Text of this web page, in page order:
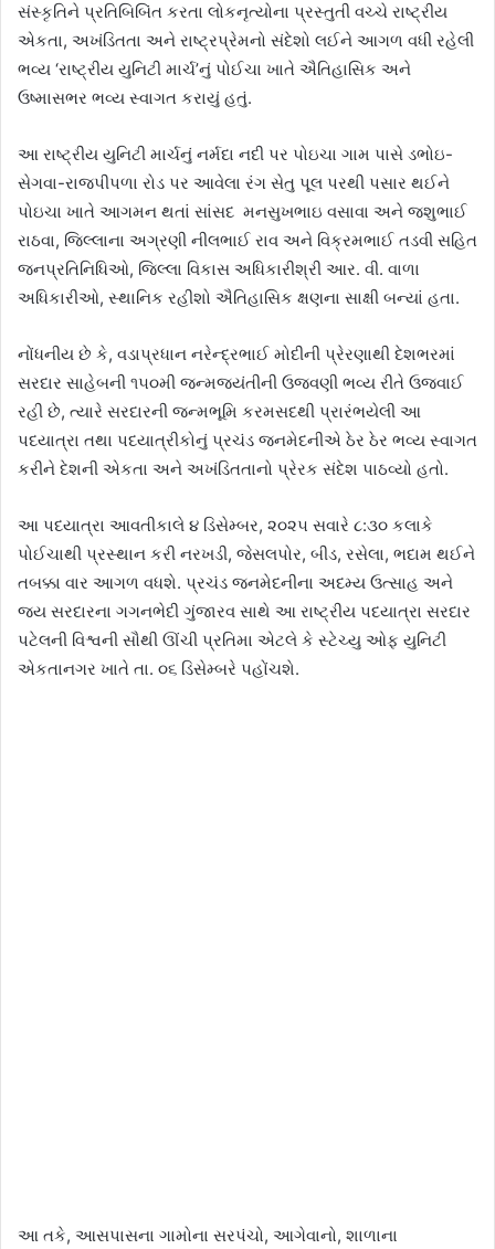
સંસ્કૃતિને પ્રતિબિબિંત કરતા લોકનૃત્યોના પ્રસ્તુતી વચ્ચે રાષ્ટ્રીય
એકતા, અખંડિતતા અને રાષ્ટ્રપ્રેમનો સંદેશો લઈને આગળ વધી રહેલી
ભવ્ય ‘રાષ્ટ્રીય યુનિટી માર્ચ’નું પોઈચા ખાતે ઐતિહાસિક અને
ઉષ્માસભર ભવ્ય સ્વાગત કરાયું હતું.
આ રાષ્ટ્રીય યુનિટી માર્ચનું નર્મદા નદી પર પોઇચા ગામ પાસે ડભોઇ-
સેગવા-રાજપીપળા રોડ પર આવેલા રંગ સેતુ પૂલ પરથી પસાર થઈને
પોઇચા ખાતે આગમન થતાં સાંસદ મનસુખભાઇ વસાવા અને જશુભાઈ
રાઠવા, જિલ્લાના અગ્રણી નીલભાઈ રાવ અને વિક્રમભાઈ તડવી સહિત
જનપ્રતિનિધિઓ, જિલ્લા વિકાસ અધિકારીશ્રી આર. વી. વાળા
અધિકારીઓ, સ્થાનિક રહીશો ઐતિહાસિક ક્ષણના સાક્ષી બન્યાં હતા.
નોંધનીય છે કે, વડાપ્રધાન નરેન્દ્રભાઈ મોદીની પ્રેરણાથી દેશભરમાં
સરદાર સાહેબની ૧૫૦મી જન્મજયંતીની ઉજવણી ભવ્ય રીતે ઉજવાઈ
રહી છે, ત્યારે સરદારની જન્મભૂમિ કરમસદથી પ્રારંભયેલી આ
પદયાત્રા તથા પદયાત્રીકોનું પ્રચંડ જનમેદનીએ ઠેર ઠેર ભવ્ય સ્વાગત
કરીને દેશની એકતા અને અખંડિતતાનો પ્રેરક સંદેશ પાઠવ્યો હતો.
આ પદયાત્રા આવતીકાલે ૪ ડિસેમ્બર, ૨૦૨૫ સવારે ૮:૩૦ કલાકે
પોઈચાથી પ્રસ્થાન કરી નરખડી, જેસલપોર, બીડ, રસેલા, ભદામ થઈને
તબક્કા વાર આગળ વધશે. પ્રચંડ જનમેદનીના અદમ્ય ઉત્સાહ અને
જય સરદારના ગગનભેદી ગુંજારવ સાથે આ રાષ્ટ્રીય પદયાત્રા સરદાર
પટેલની વિશ્વની સૌથી ઊંચી પ્રતિમા એટલે કે સ્ટેચ્યુ ઓફ યુનિટી
એકતાનગર ખાતે તા. ૦૬ ડિસેમ્બરે પહોંચશે.
આ તકે, આસપાસના ગામોના સરપંચો, આગેવાનો, શાળાના